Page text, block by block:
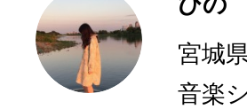
宮城
音楽